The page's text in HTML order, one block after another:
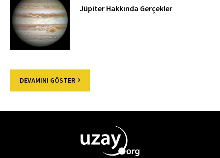
Jüpiter Hakkında Gerçekler
DEVAMINI GÖSTER